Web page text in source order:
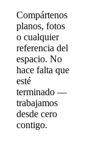
Compártenos
planos, fotos
o cualquier
referencia del
espacio. No
hace falta que
esté
terminado —
trabajamos
desde cero
contigo.